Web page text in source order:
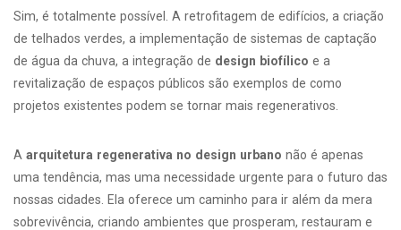
Sim, é totalmente possível. A retrofitagem de edifícios, a criação
de telhados verdes, a implementação de sistemas de captação
de água da chuva, a integração de design biofílico e a
revitalização de espaços públicos são exemplos de como
projetos existentes podem se tornar mais regenerativos.
A arquitetura regenerativa no design urbano não é apenas
uma tendência, mas uma necessidade urgente para o futuro das
nossas cidades. Ela oferece um caminho para ir além da mera
sobrevivência, criando ambientes que prosperam, restauram e